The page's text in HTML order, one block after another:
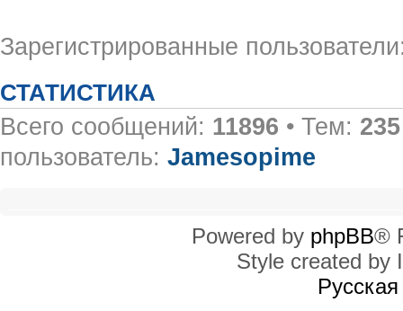
Зарегистрированные
СТАТИСТИКА
Всего сообщений: 11896 • Тем: 235
пользователь: Jamesopime
Powered by phpBB®
Style created by